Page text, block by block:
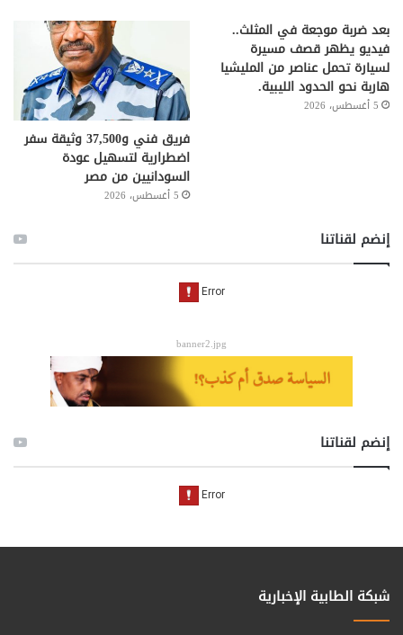
بعد ضربة موجعة في المثلث..
فيديو يظهر قصف مسيرة
لسيارة تحمل عناصر من المليشيا
هاربة نحو الحدود الليبية.
5 أغسطس، 2026
فريق فني و37,500 وثيقة سفر
اضطرارية لتسهيل عودة
السودانيين من مصر
5 أغسطس، 2026
إنضم لقناتنا
banner2.jpg
إنضم لقناتنا
شبكة الطابية الإخبارية